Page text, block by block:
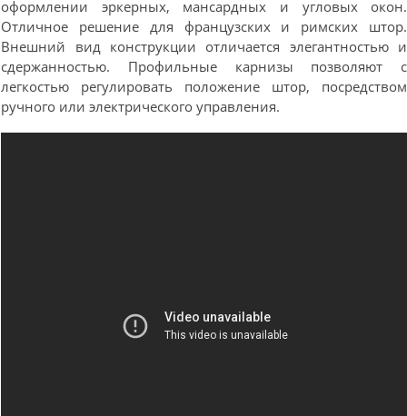
оформлении эркерных, мансардных и угловых окон.
Отличное решение для французских и римских штор.
Внешний вид конструкции отличается элегантностью и
сдержанностью. Профильные карнизы позволяют с
легкостью регулировать положение штор, посредством
ручного или электрического управления.